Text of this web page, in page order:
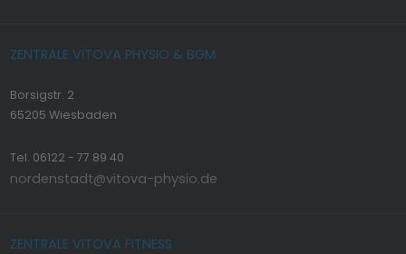
ZENTRALE VITOVA PHYSIO & BGM
Borsigstr. 2
65205 Wiesbaden
Tel. 06122 - 77 89 40
nordenstadt@vitova-physio.de
ZENTRALE VITOVA FITNESS